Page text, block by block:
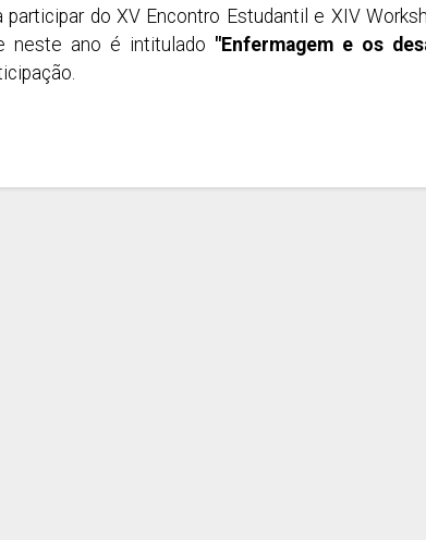
do XV Encontro Estudantil e XIV
neste ano é intitulado "Enfermagem e os